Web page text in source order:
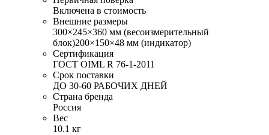
Включена в стоимость
Внешние размеры
300×245×360 мм (весоизмерительный
блок)200×150×48 мм (индикатор)
Сертификация
ГОСТ OIML R 76-1-2011
Срок поставки
ДО 30-60 РАБОЧИХ ДНЕЙ
Страна бренда
Россия
Вес
10.1 кг